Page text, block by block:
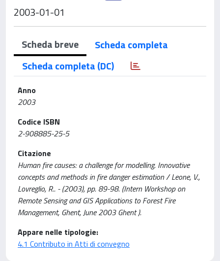
2003-01-01
Scheda breve
Scheda completa
Scheda completa (DC)
Anno
2003
Codice ISBN
2-908885-25-5
Citazione
Human fire causes: a challenge for modelling. Innovative
concepts and methods in fire danger estimation / Leone, V.,
Lovreglio, R.. - (2003), pp. 89-98. (Intern Workshop on
Remote Sensing and GIS Applications to Forest Fire
Management, Ghent, June 2003 Ghent ).
Appare nelle tipologie:
4.1 Contributo in Atti di convegno